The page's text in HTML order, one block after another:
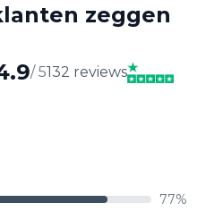
zeggen
/ 5132 reviews
77%